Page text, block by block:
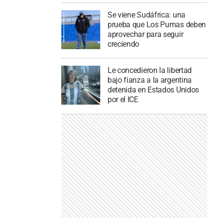
Se viene Sudáfrica: una
prueba que Los Pumas deben
aprovechar para seguir
creciendo
Le concedieron la libertad
bajo fianza a la argentina
detenida en Estados Unidos
por el ICE